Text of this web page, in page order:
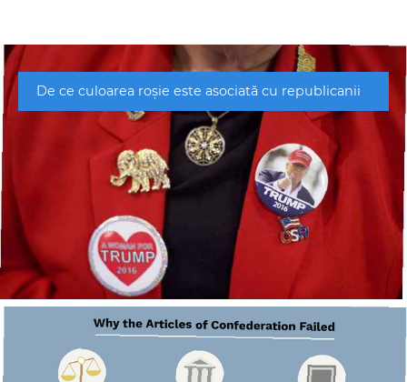
De ce culoarea roșie este asociată cu republicanii